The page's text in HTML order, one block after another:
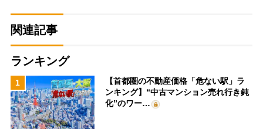
関連記事
ランキング
1
【首都圏の不動産価格「危ない駅」ラ
ンキング】“中古マンション売れ行き鈍
化”のワー…